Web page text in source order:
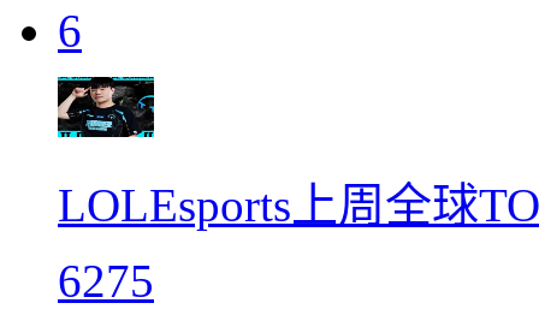
6
LOLEsports上周全球
6275